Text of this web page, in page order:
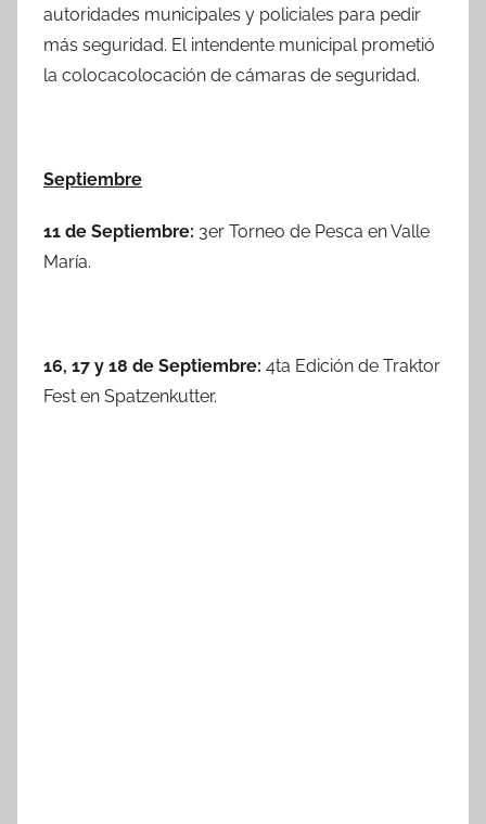
autoridades municipales y policiales para pedir
más seguridad. El intendente municipal prometió
la colocacolocación de cámaras de seguridad.
Septiembre
11 de Septiembre: 3er Torneo de Pesca en Valle
María.
16, 17 y 18 de Septiembre: 4ta Edición de Traktor
Fest en Spatzenkutter.